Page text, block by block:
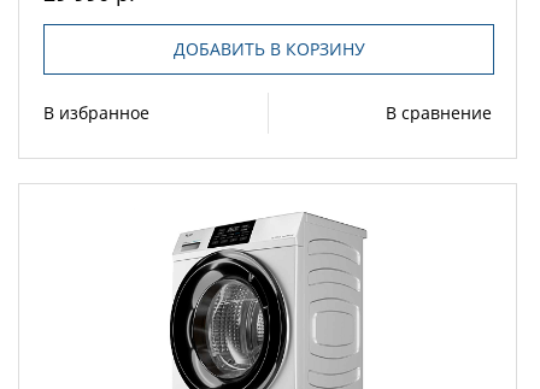
ДОБАВИТЬ В КОРЗИНУ
В избранное В сравнение